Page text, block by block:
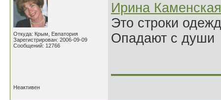
Откуда: Крым, Евпатория
Зарегистрирован: 2006-09-09
Сообщений: 12766
Ирина Каменская
Это строки
Опадают с души
Неактивен